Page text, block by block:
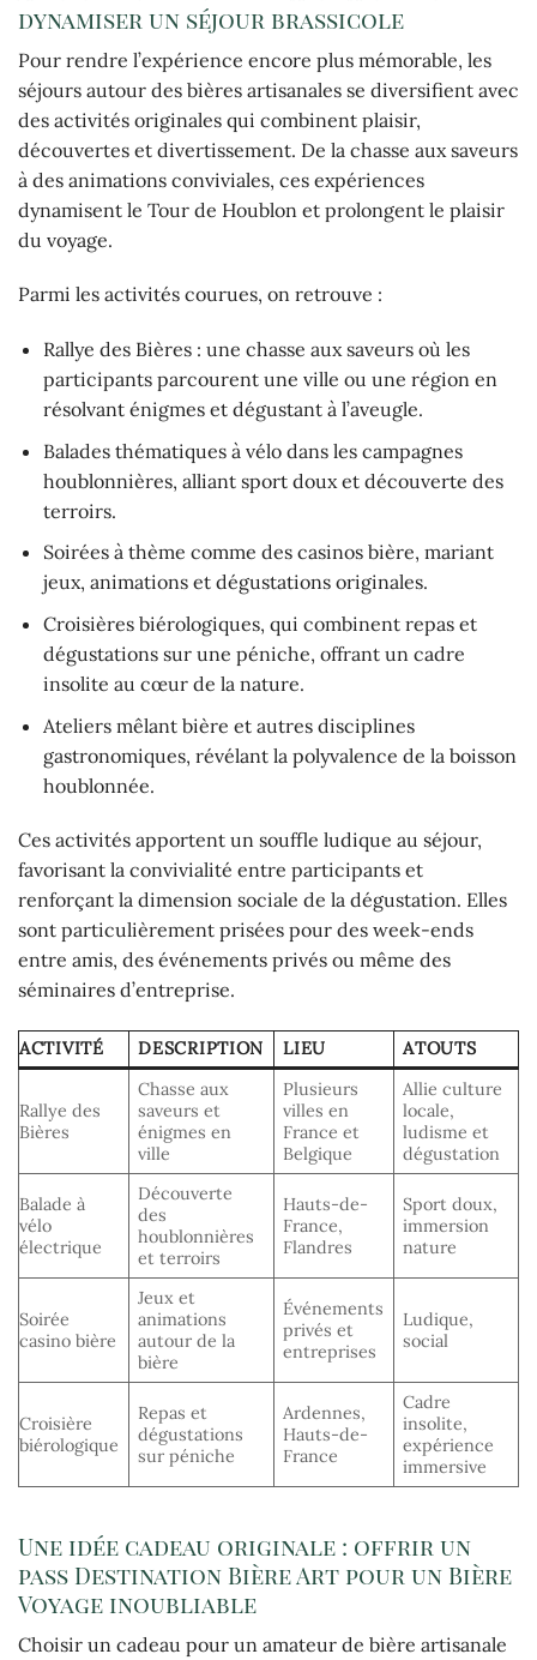
dynamiser un séjour brassicole
Pour rendre l’expérience encore plus mémorable, les
séjours autour des bières artisanales se diversifient avec
des activités originales qui combinent plaisir,
découvertes et divertissement. De la chasse aux saveurs
à des animations conviviales, ces expériences
dynamisent le Tour de Houblon et prolongent le plaisir
du voyage.
Parmi les activités courues, on retrouve :
Rallye des Bières : une chasse aux saveurs où les
participants parcourent une ville ou une région en
résolvant énigmes et dégustant à l’aveugle.
Balades thématiques à vélo dans les campagnes
houblonnières, alliant sport doux et découverte des
terroirs.
Soirées à thème comme des casinos bière, mariant
jeux, animations et dégustations originales.
Croisières biérologiques, qui combinent repas et
dégustations sur une péniche, offrant un cadre
insolite au cœur de la nature.
Ateliers mêlant bière et autres disciplines
gastronomiques, révélant la polyvalence de la boisson
houblonnée.
Ces activités apportent un souffle ludique au séjour,
favorisant la convivialité entre participants et
renforçant la dimension sociale de la dégustation. Elles
sont particulièrement prisées pour des week-ends
entre amis, des événements privés ou même des
séminaires d’entreprise.
ACTIVITÉ DESCRIPTION LIEU ATOUTS
Rallye des
Bières
Chasse aux
saveurs et
énigmes en
ville
Plusieurs
villes en
France et
Belgique
Allie culture
locale,
ludisme et
dégustation
Balade à
vélo
électrique
Découverte
des
houblonnières
et terroirs
Hauts-de-
France,
Flandres
Sport doux,
immersion
nature
Soirée
casino bière
Jeux et
animations
autour de la
bière
Événements
privés et
entreprises
Ludique,
social
Croisière
biérologique
Repas et
dégustations
sur péniche
Ardennes,
Hauts-de-
France
Cadre
insolite,
expérience
immersive
Une idée cadeau originale : offrir un
pass Destination Bière Art pour un Bière
Voyage inoubliable
Choisir un cadeau pour un amateur de bière artisanale